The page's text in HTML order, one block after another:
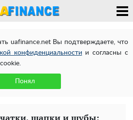
uafinance.net Вы подтверждаете, что
конфиденциальности и согласны с
Понял
шапки и шубы: